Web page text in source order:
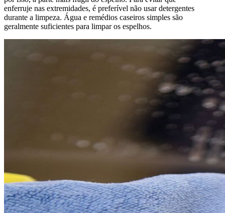
enferruje nas extremidades, é preferível não usar detergentes
durante a limpeza. Água e remédios caseiros simples são
geralmente suficientes para limpar os espelhos.